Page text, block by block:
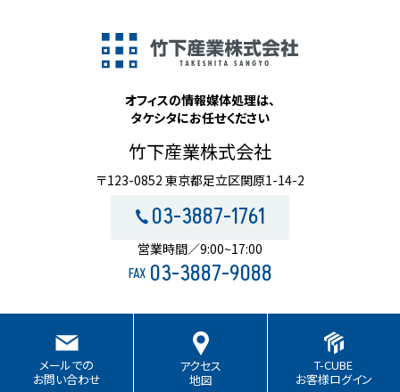
オフィスの情報媒体処理は、
タケシタにお任せください
竹下産業株式会社
〒123-0852 東京都足立区関原1-14-2
03-3887-1761
営業時間／9:00~17:00
FAX 03-3887-9088
メールでの
お問い合わせ
アクセス
地図
T-CUBE
お客様ログイン